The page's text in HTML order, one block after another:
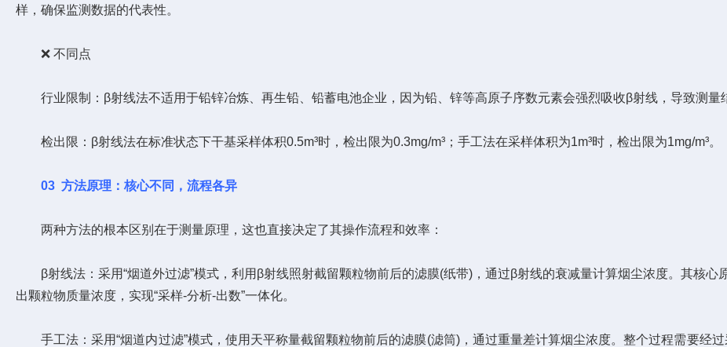
样，确保监测数据的代表性。
❌ 不同点
行业限制：β射线法不适用于铅锌冶炼、再生铅、铅蓄电池企业，因为铅、锌等高原子序数元素会强烈吸收β射线，导致测量
检出限：β射线法在标准状态下干基采样体积0.5m³时，检出限为0.3mg/m³；手工法在采样体积为1m³时，检出限为1mg/m³。
03 方法原理：核心不同，流程各异
两种方法的根本区别在于测量原理，这也直接决定了其操作流程和效率：
β射线法：采用“烟道外过滤”模式，利用β射线照射截留颗粒物前后的滤膜(纸带)，通过β射线的衰减量计算烟尘浓度。其核心
出颗粒物质量浓度，实现“采样-分析-出数”一体化。
手工法：采用“烟道内过滤”模式，使用天平称量截留颗粒物前后的滤膜(滤筒)，通过重量差计算烟尘浓度。整个过程需要经